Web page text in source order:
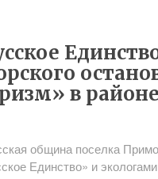
в
община поселка
Единство» и